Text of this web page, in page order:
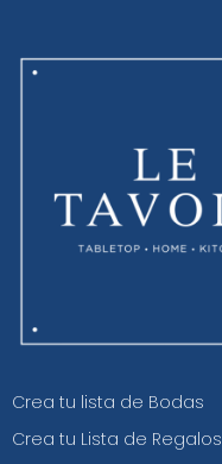
Crea tu lista de Bodas
Crea tu Lista de Regalos